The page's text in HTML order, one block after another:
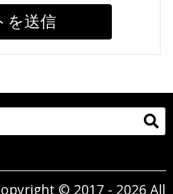
© 2017 - 2026 All